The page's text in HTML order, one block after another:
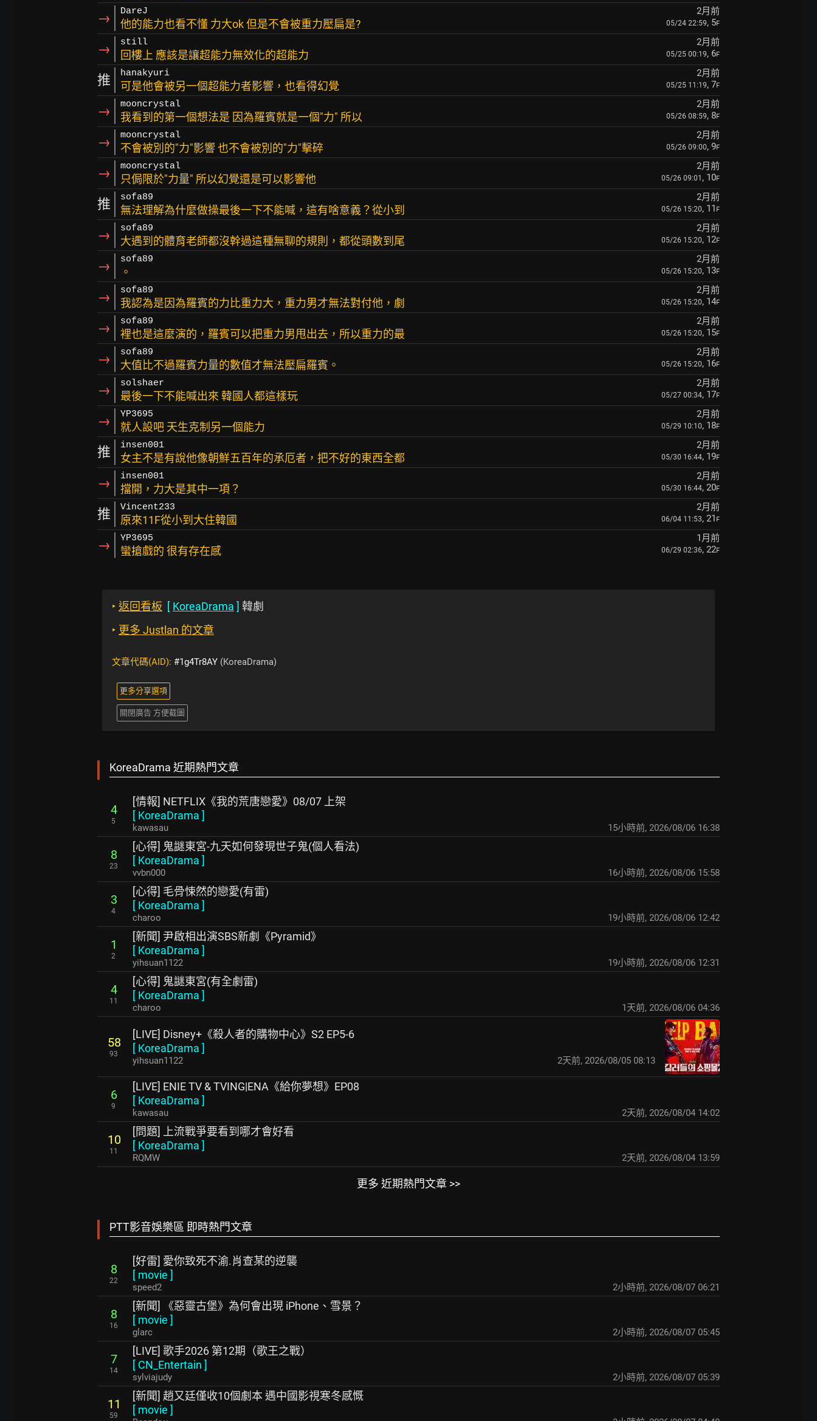
→ DareJ 2月前
他的能力也看不懂 力大ok 但是不會被重力壓扁是? 05/24 22:59, 5F
→ still 2月前
回樓上 應該是讓超能力無效化的超能力 05/25 00:19, 6F
推 hanakyuri 2月前
可是他會被另一個超能力者影響，也看得幻覺 05/25 11:19, 7F
→ mooncrystal 2月前
我看到的第一個想法是 因為羅賓就是一個"力" 所以 05/26 08:59, 8F
→ mooncrystal 2月前
不會被別的"力"影響 也不會被別的"力"擊碎 05/26 09:00, 9F
→ mooncrystal 2月前
只侷限於"力量" 所以幻覺還是可以影響他 05/26 09:01 , 10F
推 sofa89 2月前
無法理解為什麼做操最後一下不能喊，這有啥意義？從小到 05/26 15:20, 11 F
→ sofa89 2月前
大遇到的體育老師都沒幹過這種無聊的規則，都從頭數到尾 05/26 15:20, 12F
→ sofa89 2月前
。 05/26 15:20, 13F
→ sofa89 2月前
我認為是因為羅賓的力比重力大，重力男才無法對付他，劇 05/26 15:20, 14F
→ sofa89 2月前
裡也是這麼演的，羅賓可以把重力男甩出去，所以重力的最 05/26 15:20, 15F
→ sofa89 2月前
大值比不過羅賓力量的數值才無法壓扁羅賓。 05/26 15:20, 16F
→ solshaer 2月前
最後一下不能喊出來 韓國人都這樣玩 05/27 00:34, 17F
→ YP3695 2月前
就人設吧 天生克制另一個能力 05/29 10:10, 18F
推 insen001 2月前
女主不是有說他像朝鮮五百年的承厄者，把不好的東西全都 05/30 16:44, 19F
→ insen001 2月前
擋開，力大是其中一項？ 05/30 16:44, 20F
推 Vincent233 2月前
原來11F從小到大住韓國 06/04 11:53, 21 F
→ YP3695 1月前
蠻搶戲的 很有存在感 06/29 02:36, 22F
‣ 返回看板 [ KoreaDrama ] 韓劇
‣ 更多 Justlan 的文章
文章代碼(AID): #1g4Tr8AY (KoreaDrama)
更多分享選項
關閉廣告 方便截圖
KoreaDrama 近期熱門文章
4
5
[情報] NETFLIX《我的荒唐戀愛》08/07 上架
[ KoreaDrama ]
kawasau 15小時前, 2026/08/06 16:38
8
23
[心得] 鬼謎東宮-九天如何發現世子鬼(個人看法)
[ KoreaDrama ]
vvbn000 16小時前, 2026/08/06 15:58
3
4
[心得] 毛骨悚然的戀愛(有雷)
[ KoreaDrama ]
charoo 19小時前, 2026/08/06 12:42
1
2
[新聞] 尹啟相出演SBS新劇《Pyramid》
[ KoreaDrama ]
yihsuan1122 19小時前, 2026/08/06 12:31
4
11
[心得] 鬼謎東宮(有全劇雷)
[ KoreaDrama ]
charoo 1天前, 2026/08/06 04:36
58
93
[LIVE] Disney+《殺人者的購物中心》S2 EP5-6
[ KoreaDrama ]
yihsuan1122 2天前, 2026/08/05 08:13
6
9
[LIVE] ENIE TV & TVING|ENA《給你夢想》EP08
[ KoreaDrama ]
kawasau 2天前, 2026/08/04 14:02
10
11
[問題] 上流戰爭要看到哪才會好看
[ KoreaDrama ]
RQMW 2天前, 2026/08/04 13:59
更多 近期熱門文章 >>
PTT影音娛樂區 即時熱門文章
8
22
[好雷] 愛你致死不渝.肖查某的逆襲
[ movie ]
speed2 2小時前, 2026/08/07 06:21
8
16
[新聞] 《惡靈古堡》為何會出現 iPhone、雪景？
[ movie ]
glarc 2小時前, 2026/08/07 05:45
7
14
[LIVE] 歌手2026 第12期（歌王之戰）
[ CN_Entertain ]
sylviajudy 2小時前, 2026/08/07 05:39
11
59
[新聞] 趙又廷僅收10個劇本 遇中國影視寒冬感慨
[ movie ]